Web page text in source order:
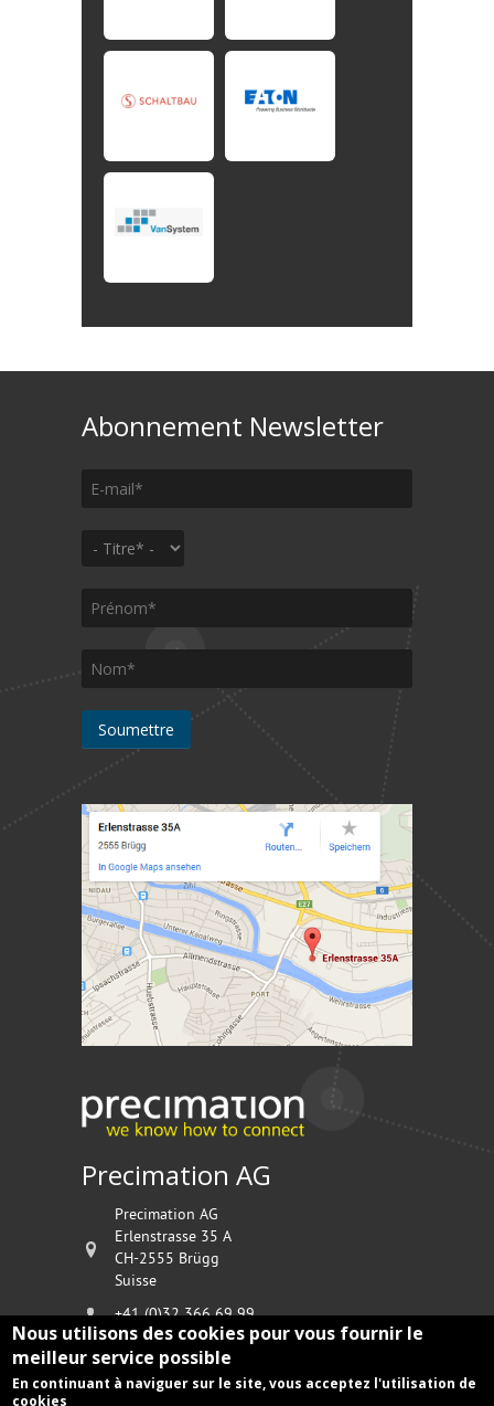
Abonnement Newsletter
E-mail*
Titre*
Prénom*
Nom*
Precimation AG
Precimation AG
Erlenstrasse 35 A
CH-2555 Brügg
Suisse
+41 (0)32 366 69 99
www.precimation.ch
welcome@precimation.ch
Nous utilisons des cookies pour vous fournir le
meilleur service possible
En continuant à naviguer sur le site, vous acceptez l'utilisation de
cookies